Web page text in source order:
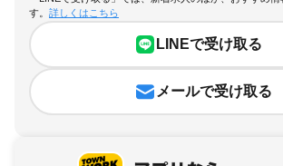
す。 詳しくはこちら
LINEで受け取る
メールで受け取る